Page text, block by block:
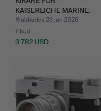
KAISERLICHE MARINE,
Emil Busch …
Klubbades 23 jan 2026
7 bud
3 782 USD